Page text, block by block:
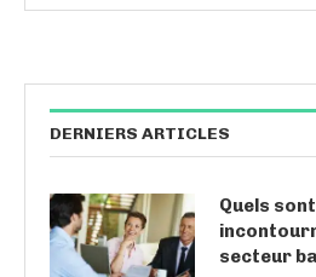
DERNIERS ARTICLES
Quels
secteur